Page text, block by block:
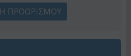
ΠΡΟΟΡΙΣΜΟΥ